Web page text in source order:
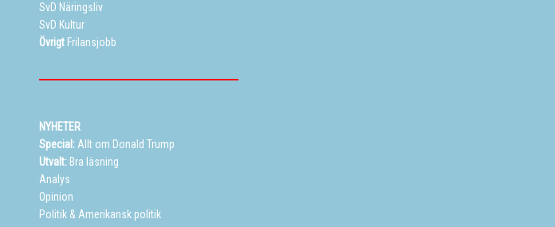
SvD Näringsliv
SvD Kultur
Övrigt Frilansjobb
NYHETER
Special: Allt om Donald Trump
Utvalt: Bra läsning
Analys
Opinion
Politik & Amerikansk politik